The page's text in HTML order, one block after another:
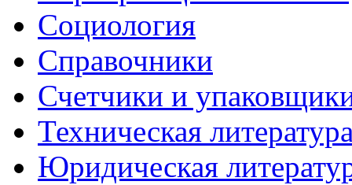
Социология
Справочники
Счетчики и
Техническая
Юридическая